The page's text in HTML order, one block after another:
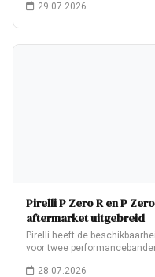
29.07.2026
Pirelli P Zero R en P
aftermarket uitgebreid
Pirelli heeft de
voor twee
28.07.2026